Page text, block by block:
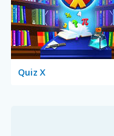
Quiz X